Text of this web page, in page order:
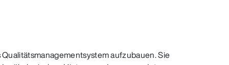
aufzubauen. Sie